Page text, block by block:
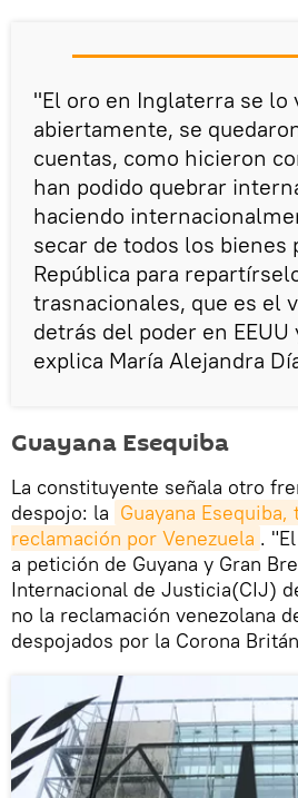
"El oro en Inglaterra se lo
abiertamente, se
cuentas, como hicieron
han podido quebrar
haciendo
secar de todos los bienes
República para
trasnacionales, que es el
detrás del poder en
explica María Alejandra
Guayana Esequiba
La constituyente señala otro
despojo: la Guayana
reclamación por Venezuela .
a petición de Guyana y Gran
Internacional de Justicia(CIJ)
no la reclamación venezolana
despojados por la Corona